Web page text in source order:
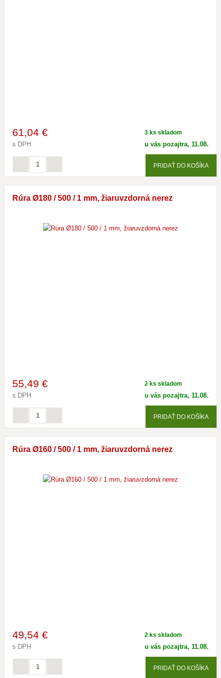
61,04 €
s DPH
3 ks skladom
u vás pozajtra, 11.08.
PRIDAŤ DO KOŠÍKA
Rúra Ø180 / 500 / 1 mm, žiaruvzdorná nerez
55,49 €
s DPH
2 ks skladom
u vás pozajtra, 11.08.
PRIDAŤ DO KOŠÍKA
Rúra Ø160 / 500 / 1 mm, žiaruvzdorná nerez
49,54 €
s DPH
2 ks skladom
u vás pozajtra, 11.08.
PRIDAŤ DO KOŠÍKA